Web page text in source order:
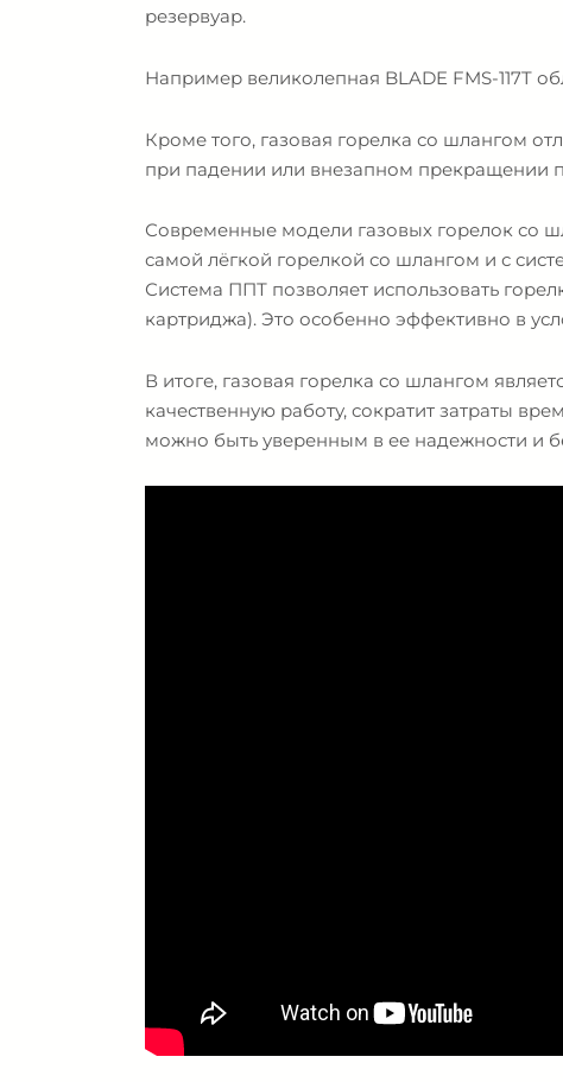
резервуар.
Например великолепная BLADE FMS-117T
Кроме того, газовая горелка со шлангом
при падении или внезапном прекращении
Современные модели газовых горелок со
самой лёгкой горелкой со шлангом и с
Система ППТ позволяет использовать
картриджа). Это особенно эффективно в
В итоге, газовая горелка со шлангом
качественную работу, сократит затраты
можно быть уверенным в ее надежности и